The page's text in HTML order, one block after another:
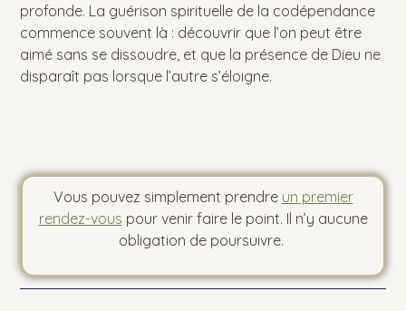
profonde. La guérison spirituelle de la codépendance
commence souvent là : découvrir que l’on peut être
aimé sans se dissoudre, et que la présence de Dieu ne
disparaît pas lorsque l’autre s’éloigne.
Vous pouvez simplement prendre un premier
rendez-vous pour venir faire le point. Il n’y aucune
obligation de poursuivre.